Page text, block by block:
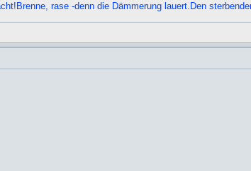
rase -denn die Dämmerung lauert.Den